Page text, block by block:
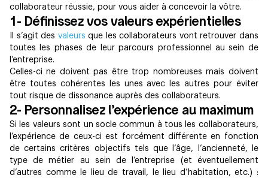
collaborateur réussie, pour vous aider à concevoir la vôtre.
1- Définissez vos valeurs expérientielles
Il s’agit des valeursque les collaborateurs vont retrouver dans
toutes les phases de leur parcours professionnel au sein de
l’entreprise.
Celles-ci ne doivent pas être trop nombreuses mais doivent
être toutes cohérentes les unes avec les autres pour éviter
tout risque de dissonance auprès des collaborateurs.
2- Personnalisez l’expérience au maximum
Si les valeurs sont un socle commun à tous les collaborateurs,
l’expérience de ceux-ci est forcément différente en fonction
de certains critères objectifs tels que l’âge, l’ancienneté, le
type de métier au sein de l’entreprise (et éventuellement
d’autres comme le lieu de travail, le lieu d’habitation, etc.) :